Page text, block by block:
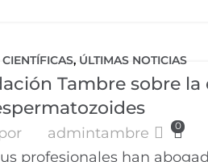
, ÚLTIMAS NOTICIAS
Tambre sobre
admintambre 0
profesionales han